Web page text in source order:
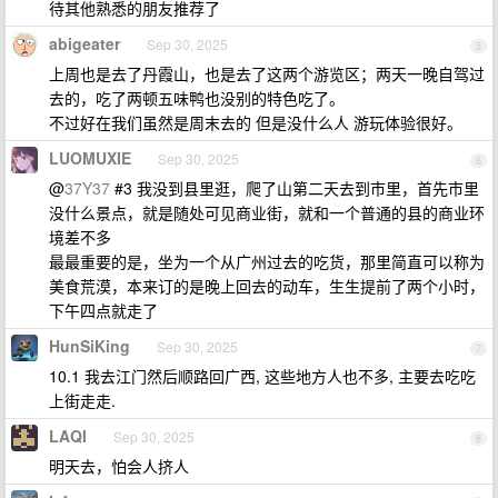
待其他熟悉的朋友推荐了
5
abigeater Sep 30, 2025
上周也是去了丹霞山，也是去了这两个游览区；两天一晚自驾过
去的，吃了两顿五味鸭也没别的特色吃了。
不过好在我们虽然是周末去的 但是没什么人 游玩体验很好。
6
LUOMUXIE Sep 30, 2025
@37Y37 #3 我没到县里逛，爬了山第二天去到市里，首先市里
没什么景点，就是随处可见商业街，就和一个普通的县的商业环
境差不多
最最重要的是，坐为一个从广州过去的吃货，那里简直可以称为
美食荒漠，本来订的是晚上回去的动车，生生提前了两个小时，
下午四点就走了
7
HunSiKing Sep 30, 2025
10.1 我去江门然后顺路回广西, 这些地方人也不多, 主要去吃吃
上街走走.
8
LAQI Sep 30, 2025
明天去，怕会人挤人